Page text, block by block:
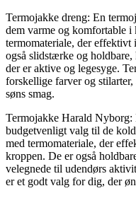
Termojakke dreng: En
dem varme og komfortable i
termomateriale, der
også slidstærke og
der er aktive og legesyge.
forskellige farver og
søns smag.
Termojakke Harald
budgetvenligt valg til de
med termomateriale, der
kroppen. De er også
velegnede til udendørs
er et godt valg for dig, der